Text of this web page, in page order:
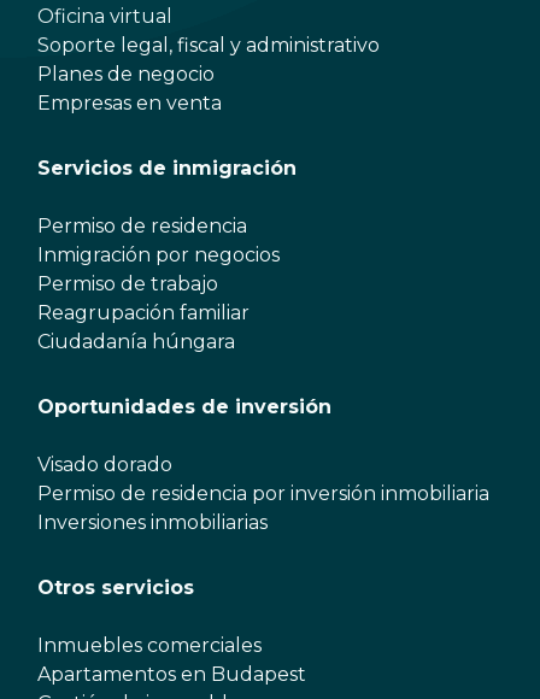
Oficina virtual
Soporte legal, fiscal y administrativo
Planes de negocio
Empresas en venta
Servicios de inmigración
Permiso de residencia
Inmigración por negocios
Permiso de trabajo
Reagrupación familiar
Ciudadanía húngara
Oportunidades de inversión
Visado dorado
Permiso de residencia por inversión inmobiliaria
Inversiones inmobiliarias
Otros servicios
Inmuebles comerciales
Apartamentos en Budapest